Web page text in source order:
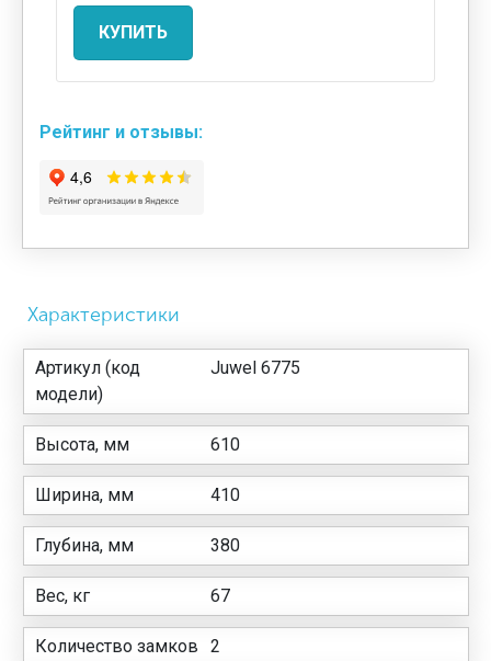
КУПИТЬ
Рейтинг и отзывы:
Характеристики
Артикул (код
модели)
Juwel 6775
Высота, мм 610
Ширина, мм 410
Глубина, мм 380
Вес, кг 67
Количество замков 2